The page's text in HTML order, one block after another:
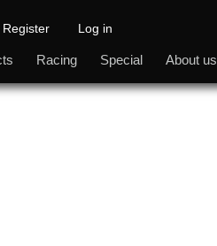
Racing Special About us
Register Log in